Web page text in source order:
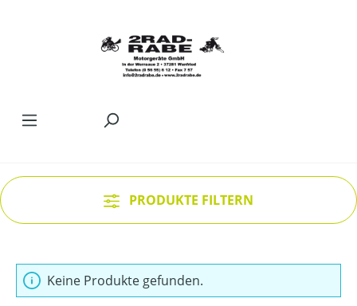
PRODUKTE FILTERN
Keine Produkte gefunden.